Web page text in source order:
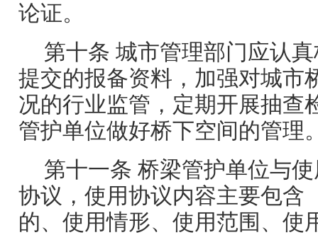
论证。
第十条 城市管理部门应认
提交的报备资料，加强对城市
况的行业监管，定期开展抽查
管护单位做好桥下空间的管理
第十一条 桥梁管护单位与
协议，使用协议内容主要包含
的、使用情形、使用范围、使